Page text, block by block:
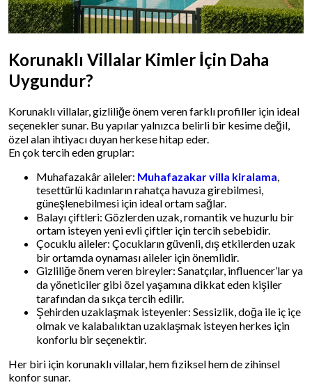
Korunaklı Villalar Kimler İçin Daha
Uygundur?
Korunaklı villalar, gizliliğe önem veren farklı profiller için ideal
seçenekler sunar. Bu yapılar yalnızca belirli bir kesime değil,
özel alan ihtiyacı duyan herkese hitap eder.
En çok tercih eden gruplar:
Muhafazakâr aileler: Muhafazakar villa kiralama,
tesettürlü kadınların rahatça havuza girebilmesi,
güneşlenebilmesi için ideal ortam sağlar.
Balayı çiftleri: Gözlerden uzak, romantik ve huzurlu bir
ortam isteyen yeni evli çiftler için tercih sebebidir.
Çocuklu aileler: Çocukların güvenli, dış etkilerden uzak
bir ortamda oynaması aileler için önemlidir.
Gizliliğe önem veren bireyler: Sanatçılar, influencer’lar ya
da yöneticiler gibi özel yaşamına dikkat eden kişiler
tarafından da sıkça tercih edilir.
Şehirden uzaklaşmak isteyenler: Sessizlik, doğa ile iç içe
olmak ve kalabalıktan uzaklaşmak isteyen herkes için
konforlu bir seçenektir.
Her biri için korunaklı villalar, hem fiziksel hem de zihinsel
konfor sunar.